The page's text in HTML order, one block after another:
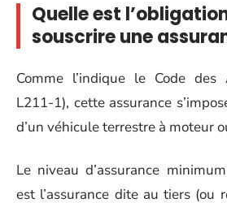
Quelle est
souscrire une
Comme l’indique le Code des
L211-1), cette assurance
d’un véhicule terrestre à moteur
Le niveau d’assurance
est l’assurance dite au tiers (ou